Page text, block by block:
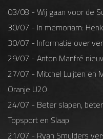
03/08 - Wij gaan voor de
30/07 - In memoriam: Henk
30/07 - Informatie over
29/07 - Anton Manfré
27/07 - Mitchel Luijten en
Oranje U20
24/07 - Beter slapen,
Topsport en Slaap
21/07 - Ryan Smulders